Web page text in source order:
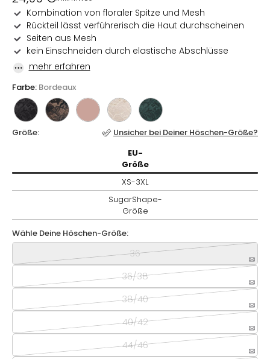
PreisKombination von floraler Spitze und Mesh
Rückteil lässt verführerisch die Haut durchscheinen
Seiten aus Mesh
kein Einschneiden durch elastische Abschlüsse
mehr erfahren
Farbe: Bordeaux
Größe: Unsicher bei Deiner Höschen-Größe?
Größe / XS-3XL / SugarShape-
Größe
EU-
Größe
XS-3XL
SugarShape-
Größe
Wähle Deine Höschen-Größe:
Wähle Deine Höschen-Größe:
36
36/38
38/40
40/42
44/46